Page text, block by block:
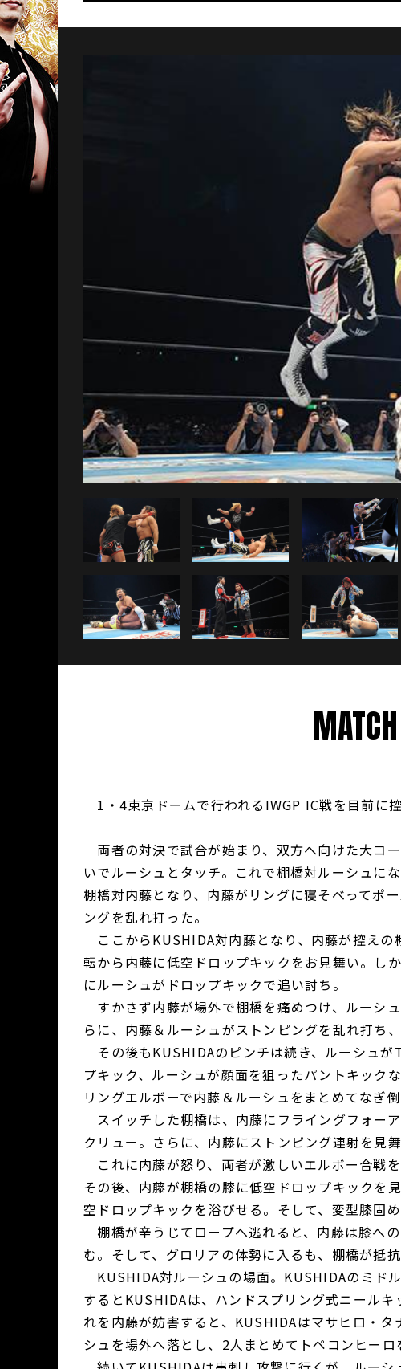
1・4東京ドームで行われるIWGP IC戦を目前に
両者の対決で試合が始まり、双方へ向けた大コ
いでルーシュとタッチ。これで棚橋対ルーシュに
棚橋対内藤となり、内藤がリングに寝そべってポ
ングを乱れ打った。
ここからKUSHIDA対内藤となり、内藤が控え
転から内藤に低空ドロップキックをお見舞い。し
にルーシュがドロップキックで追い討ち。
すかさず内藤が場外で棚橋を痛めつけ、ルーシ
らに、内藤＆ルーシュがストンピングを乱れ打ち
その後もKUSHIDAのピンチは続き、ルーシュ
プキック、ルーシュが顔面を狙ったパントキック
リングエルボーで内藤＆ルーシュをまとめてなぎ
スイッチした棚橋は、内藤にフライングフォー
クリュー。さらに、内藤にストンピング連射を見舞
これに内藤が怒り、両者が激しいエルボー合戦
その後、内藤が棚橋の膝に低空ドロップキックを
空ドロップキックを浴びせる。そして、変型膝固め
棚橋が辛うじてロープへ逃れると、内藤は膝へ
む。そして、グロリアの体勢に入るも、棚橋が抵
KUSHIDA対ルーシュの場面。KUSHIDAのミド
するとKUSHIDAは、ハンドスプリング式ニール
れを内藤が妨害すると、KUSHIDAはマサヒロ・
シュを場外へ落とし、2人まとめてトペコンヒーロ